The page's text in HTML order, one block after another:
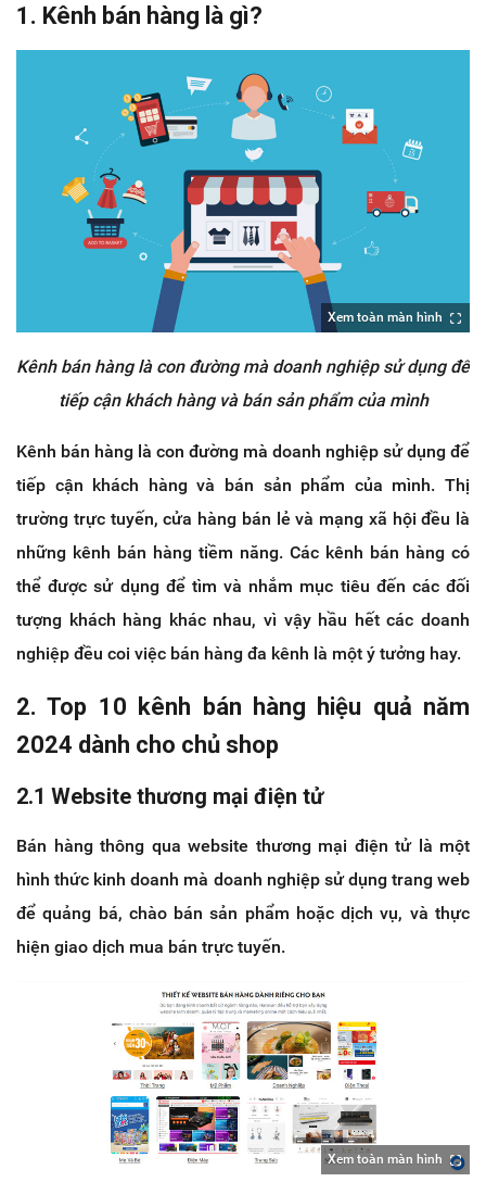
1. Kênh bán hàng là gì?
Xem toàn màn hình
Kênh bán hàng là con đường mà doanh nghiệp sử dụng để
tiếp cận khách hàng và bán sản phẩm của mình
Kênh bán hàng là con đường mà doanh nghiệp sử dụng để
tiếp cận khách hàng và bán sản phẩm của mình. Thị
trường trực tuyến, cửa hàng bán lẻ và mạng xã hội đều là
những kênh bán hàng tiềm năng. Các kênh bán hàng có
thể được sử dụng để tìm và nhắm mục tiêu đến các đối
tượng khách hàng khác nhau, vì vậy hầu hết các doanh
nghiệp đều coi việc bán hàng đa kênh là một ý tưởng hay.
2. Top 10 kênh bán hàng hiệu quả năm
2024 dành cho chủ shop
2.1 Website thương mại điện tử
Bán hàng thông qua website thương mại điện tử là một
hình thức kinh doanh mà doanh nghiệp sử dụng trang web
để quảng bá, chào bán sản phẩm hoặc dịch vụ, và thực
hiện giao dịch mua bán trực tuyến.
Xem toàn màn hình